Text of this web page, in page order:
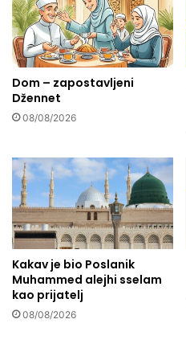
l
e
s
t
i
n
a
z
k
o
p
a
n
i
h
p
e
b
i
k
u
ć
u
ž
n
e
t
u
?
Dom – zapostavljeni
Džennet
08/08/2026
Kakav je bio Poslanik
Muhammed alejhi sselam
kao prijatelj
08/08/2026